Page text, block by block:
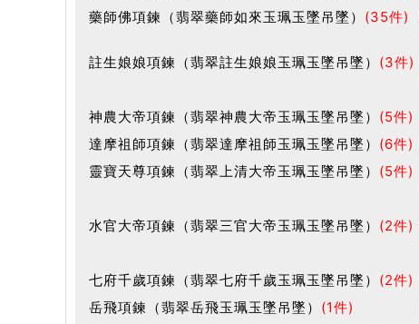
藥師佛項鍊（翡翠藥師如來玉珮玉墜吊墜） (35件)
註生娘娘項鍊（翡翠註生娘娘玉珮玉墜吊墜） (3件)
神農大帝項鍊（翡翠神農大帝玉珮玉墜吊墜） (5件)
達摩祖師項鍊（翡翠達摩祖師玉珮玉墜吊墜） (6件)
靈寶天尊項鍊（翡翠上清大帝玉珮玉墜吊墜） (5件)
水官大帝項鍊（翡翠三官大帝玉珮玉墜吊墜） (2件)
七府千歲項鍊（翡翠七府千歲玉珮玉墜吊墜） (2件)
岳飛項鍊（翡翠岳飛玉珮玉墜吊墜） (1件)